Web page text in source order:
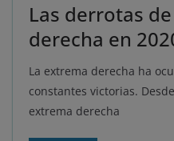
Las derrotas
derecha en
La extrema derecha ha
constantes victorias.
extrema derecha